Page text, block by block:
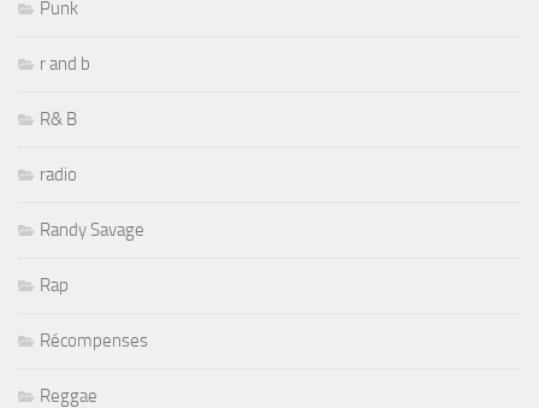
Punk
r and b
R& B
radio
Randy Savage
Rap
Récompenses
Reggae